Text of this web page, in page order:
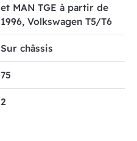
et MAN TGE à partir de
1996, Volkswagen T5/T6
Sur châssis
75
2